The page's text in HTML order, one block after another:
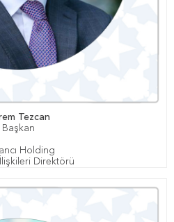
Tezcan
Başkan
Holding
İlişkileri Direktörü